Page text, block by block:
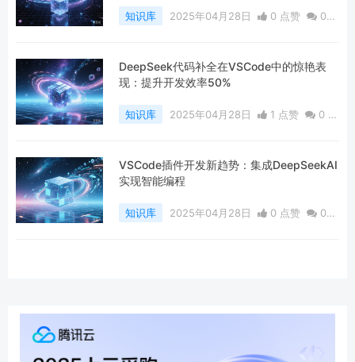
知识库 2025年04月28日 0 点赞
0
DeepSeek代码补全在VSCode中的惊艳表
现：提升开发效率50%
知识库 2025年04月28日 1 点赞 0 评
VSCode插件开发新趋势：集成DeepSeekAI
实现智能编程
知识库 2025年04月28日 0 点赞
0